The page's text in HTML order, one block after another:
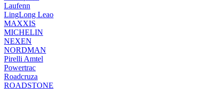
Laufenn
LingLong Leao
MAXXIS
MICHELIN
NEXEN
NORDMAN
Pirelli Amtel
Powertrac
Roadcruza
ROADSTONE